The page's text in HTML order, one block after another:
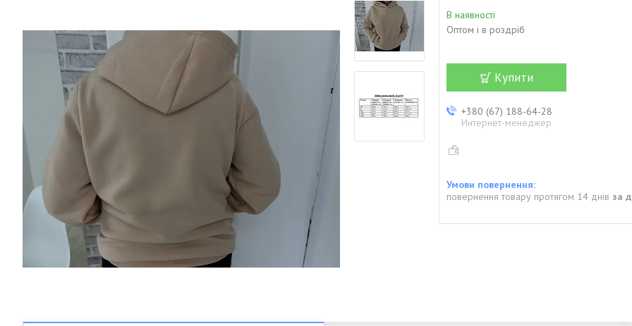
В наявності
Оптом і в роздріб
Купити
+380 (67) 188-64-28
Интернет-менеджер
повернення товару протягом 14 днів за